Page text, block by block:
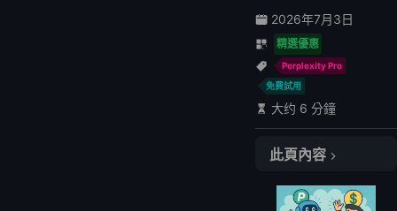
2026年7月3日
精選優惠
Perplexity Pro
免費試用
大约 6 分鐘
此頁內容
快速結論